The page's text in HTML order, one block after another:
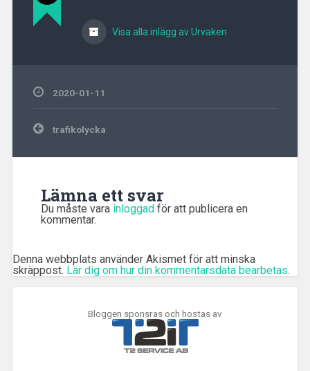
Visa alla inlägg av Urvaken
2020-01-11
Inläggsnavigering
trafikolycka
Lämna ett svar
Du måste vara inloggad för att publicera en
kommentar.
Denna webbplats använder Akismet för att minska
skräppost. Lär dig om hur din kommentarsdata bearbetas.
Bloggen sponsras och hostas av